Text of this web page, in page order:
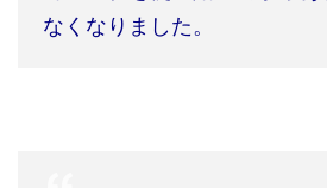
なくなりました。